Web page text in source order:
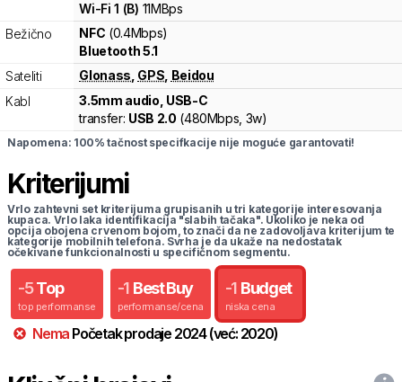
Wi-Fi1 (B) 11MBps
Bežično
NFC (0.4Mbps)
Bluetooth 5.1
Sateliti
Glonass GPS Beidou
Kabl
3.5mm audio, USB-C
transfer: USB 2.0 (480Mbps, 3w)
Napomena: 100% tačnost specifkacije nije moguće garantovati!
Kriterijumi
Vrlo zahtevni set kriterijuma grupisanih u tri kategorije interesovanja
kupaca. Vrlo laka identifikacija "slabih tačaka". Ukoliko je neka od
opcija obojena crvenom bojom, to znači da ne zadovoljava kriterijum te
kategorije mobilnih telefona. Svrha je da ukaže na nedostatak
očekivane funkcionalnosti u specifičnom segmentu.
-5 Top
top performanse
-1 Best Buy
performanse/cena
-1 Budget
niska cena
Nema Početak prodaje 2024(već: 2020)